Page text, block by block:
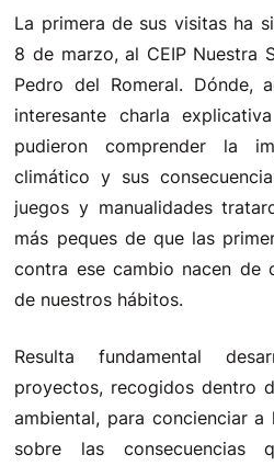
La primera de sus visitas ha
8 de marzo, al CEIP Nuestra
Pedro del Romeral. Dónde,
interesante charla
pudieron comprender la
climático y sus
juegos y manualidades
más peques de que las
contra ese cambio nacen de
de nuestros hábitos.
Resulta fundamental
proyectos, recogidos dentro
ambiental, para concienciar
sobre las consecuencias